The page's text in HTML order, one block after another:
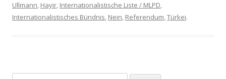
Ullmann, Hayir, Internationalistische Liste / MLPD,
Internationalistisches Bündnis, Nein, Referendum,Türkei.